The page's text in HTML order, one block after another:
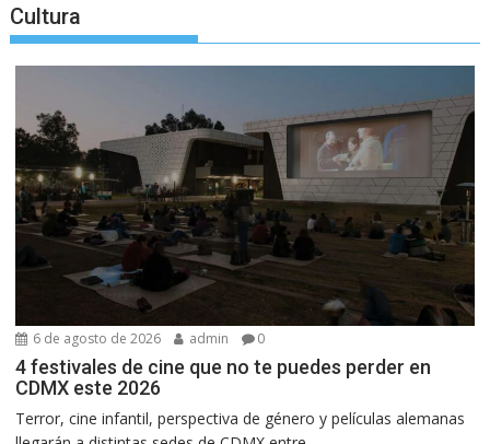
Cultura
6 de agosto de 2026 admin 0
4 festivales de cine que no te puedes perder en
CDMX este 2026
Terror, cine infantil, perspectiva de género y películas alemanas